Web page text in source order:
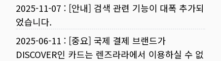
2025-11-07 : [안내] 검색 관련 기능이 대폭 추가되
었습니다.
2025-06-11 : [중요] 국제 결제 브랜드가
DISCOVER인 카드는 렌즈라라에서 이용하실 수 없